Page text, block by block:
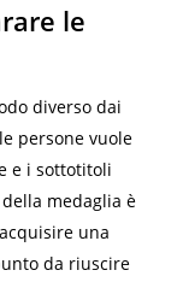
le
diverso dai
persone vuole
e i sottotitoli
medaglia è
una
da riuscire